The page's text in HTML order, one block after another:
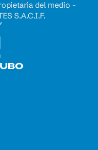
del medio -
S.A.C.I.F.